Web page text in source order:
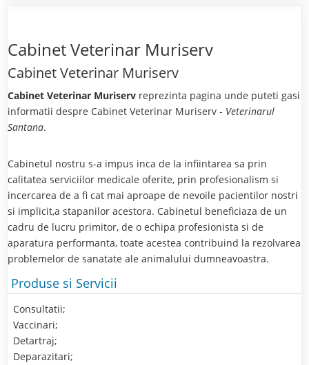
Cabinet Veterinar Muriserv
Cabinet Veterinar Muriserv
Cabinet Veterinar Muriserv reprezinta pagina unde puteti gasi
informatii despre Cabinet Veterinar Muriserv - Veterinarul
Santana.
Cabinetul nostru s-a impus inca de la infiintarea sa prin
calitatea serviciilor medicale oferite, prin profesionalism si
incercarea de a fi cat mai aproape de nevoile pacientilor nostri
si implicit,a stapanilor acestora. Cabinetul beneficiaza de un
cadru de lucru primitor, de o echipa profesionista si de
aparatura performanta, toate acestea contribuind la rezolvarea
problemelor de sanatate ale animalului dumneavoastra.
Produse si Servicii
Consultatii;
Vaccinari;
Detartraj;
Deparazitari;